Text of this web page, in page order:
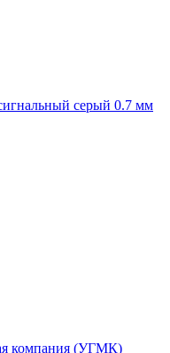
серый 0.7 мм